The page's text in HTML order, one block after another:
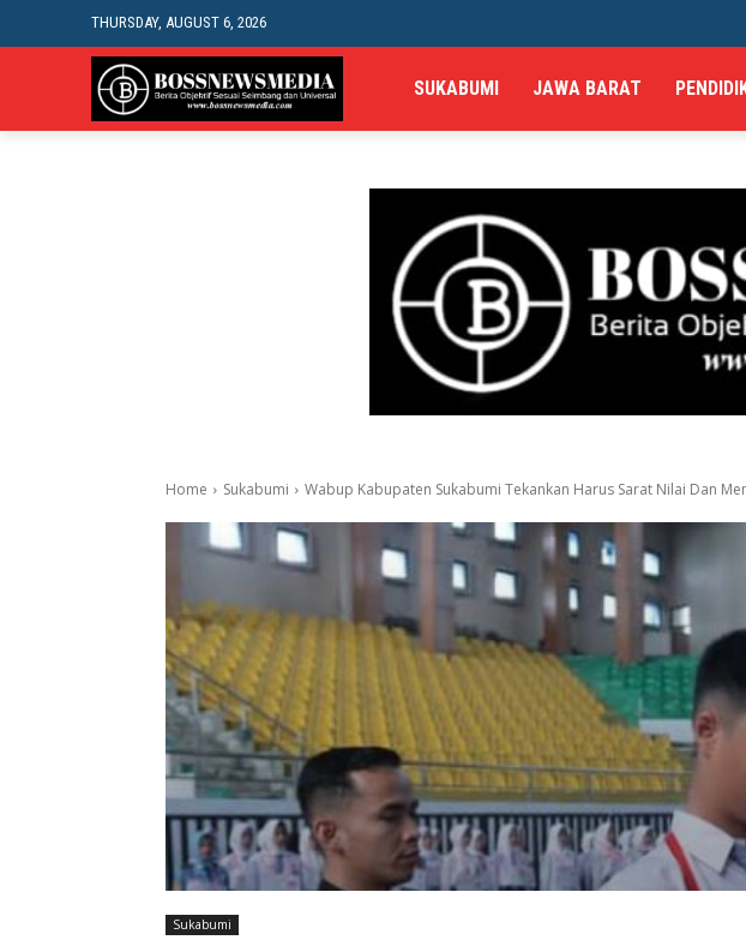
THURSDAY, AUGUST 6, 2026
SUKABUMI JAWA BARAT
Home Sukabumi Wabup Kabupaten Sukabumi Tekankan Harus Sarat Nilai Dan
Sukabumi